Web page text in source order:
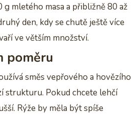
mletého masa a přibližně 80 až
den, kdy se chutě ještě více
ve větším množství.
poměru
směs vepřového a hovězího
strukturu. Pokud chcete lehčí
Rýže by měla být spíše